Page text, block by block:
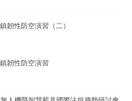
韌性防空演習（二）
韌性防空演習